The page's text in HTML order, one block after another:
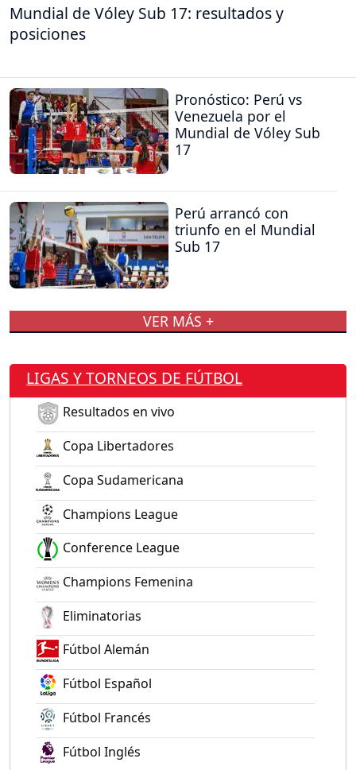
Mundial de Vóley Sub 17: resultados y
posiciones
Pronóstico: Perú vs
Venezuela por el
Mundial de Vóley Sub
17
Perú arrancó con
triunfo en el Mundial
Sub 17
VER MÁS +
LIGAS Y TORNEOS DE FÚTBOL
Resultados en vivo
Copa Libertadores
Copa Sudamericana
Champions League
Conference League
Champions Femenina
Eliminatorias
Fútbol Alemán
Fútbol Español
Fútbol Francés
Fútbol Inglés